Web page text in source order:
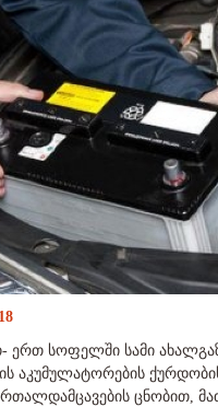
ერთ სოფელში სამი
აკუმულატორების
ცნობით,